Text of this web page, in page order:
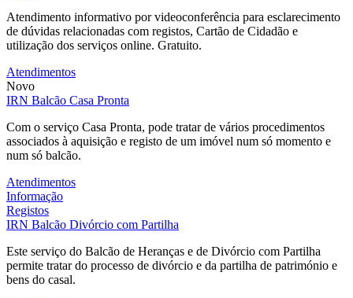
Atendimento informativo por videoconferência para esclarecimento
de dúvidas relacionadas com registos, Cartão de Cidadão e
utilização dos serviços online. Gratuito.
Atendimentos
Novo
IRN Balcão Casa Pronta
Com o serviço Casa Pronta, pode tratar de vários procedimentos
associados à aquisição e registo de um imóvel num só momento e
num só balcão.
Atendimentos
Informação
Registos
IRN Balcão Divórcio com Partilha
Este serviço do Balcão de Heranças e de Divórcio com Partilha
permite tratar do processo de divórcio e da partilha de património e
bens do casal.